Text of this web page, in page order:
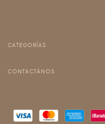
CATEGORÍAS
CONTACTÁNOS